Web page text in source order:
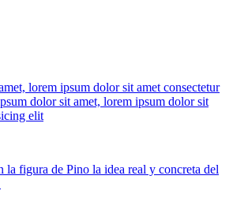
lorem ipsum dolor sit amet consectetur
dolor sit amet, lorem ipsum dolor sit
elit
la figura de Pino la idea real y concreta del